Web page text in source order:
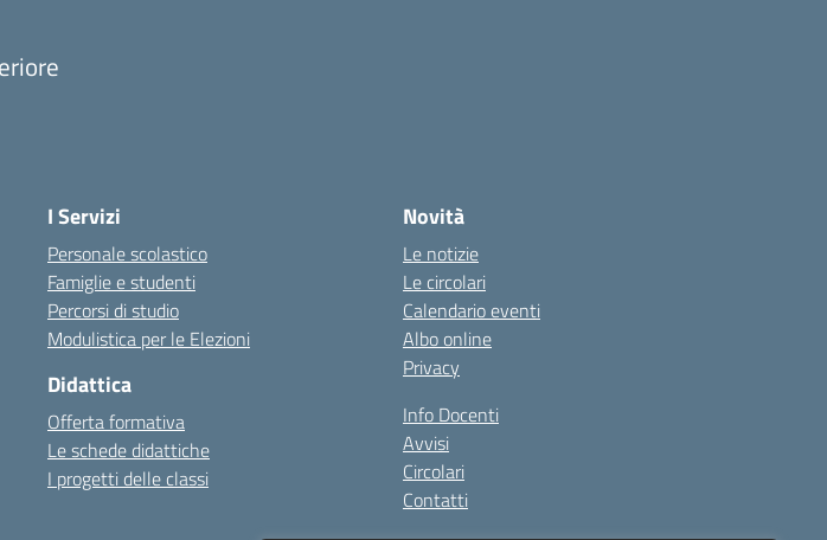
I Servizi
Personale scolastico
Famiglie e studenti
Percorsi di studio
Modulistica per le Elezioni
Didattica
Offerta formativa
Le schede didattiche
I progetti delle classi
Novità
Le notizie
Le circolari
Calendario eventi
Albo online
Privacy
Info Docenti
Avvisi
Circolari
Contatti